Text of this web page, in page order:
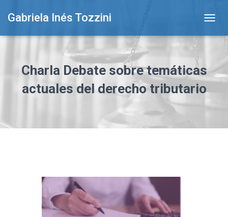
Gabriela Inés Tozzini
O
A
Charla Debate sobre temáticas
actuales del derecho tributario